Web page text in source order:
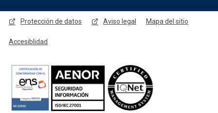
Menú legal
Protección de datos Aviso legal Mapa del sitio
Accesiblidad